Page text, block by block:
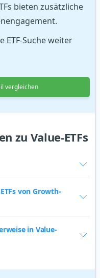
bieten zusätzliche
ETF-Suche weiter
vergleichen
zu Value-ETFs
von Growth-
in Value-